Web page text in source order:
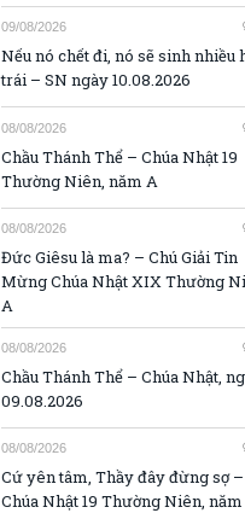
09/08/2026
Nếu nó chết đi, nó sẽ sinh nhiều
trái – SN ngày 10.08.2026
08/08/2026
Chầu Thánh Thể – Chúa Nhật 19
Thường Niên, năm A
08/08/2026
Đức Giêsu là ma? – Chú Giải Tin
Mừng Chúa Nhật XIX Thường
A
08/08/2026
Chầu Thánh Thể – Chúa Nhật,
09.08.2026
08/08/2026
Cứ yên tâm, Thầy đây đừng sợ –
Chúa Nhật 19 Thường Niên,